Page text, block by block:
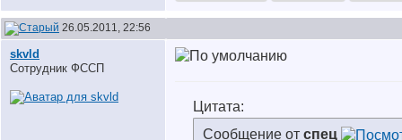
26.05.2011, 22:56
skvld
Сотрудник ФССП
Цитата:
Сообщение от спец